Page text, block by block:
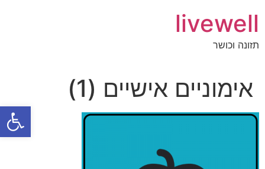
פתח
livewell
תזונה וכושר
אימוניים אישיים (1)